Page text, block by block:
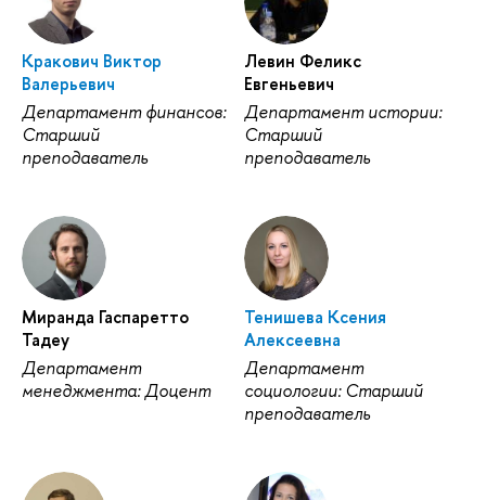
Кракович Виктор
Валерьевич
Департамент финансов:
Старший
преподаватель
Левин Феликс
Евгеньевич
Департамент истории:
Старший
преподаватель
Миранда Гаспаретто
Тадеу
Департамент
менеджмента: Доцент
Тенишева Ксения
Алексеевна
Департамент
социологии: Старший
преподаватель